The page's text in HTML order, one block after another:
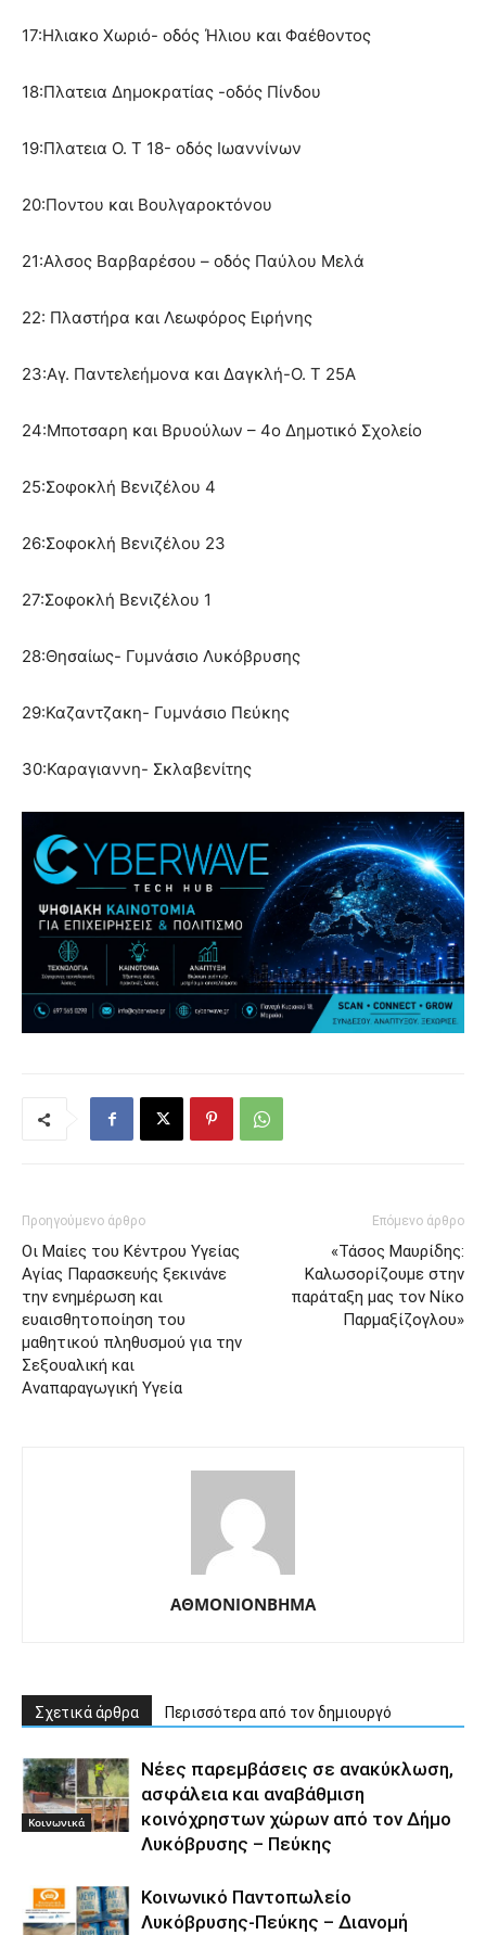
17:Ηλιακο Χωριό- οδός Ήλιου και Φαέθοντος
18:Πλατεια Δημοκρατίας -οδός Πίνδου
19:Πλατεια Ο. Τ 18- οδός Ιωαννίνων
20:Ποντου και Βουλγαροκτόνου
21:Αλσος Βαρβαρέσου – οδός Παύλου Μελά
22: Πλαστήρα και Λεωφόρος Ειρήνης
23:Αγ. Παντελεήμονα και Δαγκλή-Ο. Τ 25Α
24:Μποτσαρη και Βρυούλων – 4ο Δημοτικό Σχολείο
25:Σοφοκλή Βενιζέλου 4
26:Σοφοκλή Βενιζέλου 23
27:Σοφοκλή Βενιζέλου 1
28:Θησαίως- Γυμνάσιο Λυκόβρυσης
29:Καζαντζακη- Γυμνάσιο Πεύκης
30:Καραγιαννη- Σκλαβενίτης
Προηγούμενο άρθρο
Οι Μαίες του Κέντρου Υγείας
Αγίας Παρασκευής ξεκινάνε
την ενημέρωση και
ευαισθητοποίηση του
μαθητικού πληθυσμού για την
Σεξουαλική και
Αναπαραγωγική Υγεία
Επόμενο άρθρο
«Τάσος Μαυρίδης:
Καλωσορίζουμε στην
παράταξη μας τον Νίκο
Παρμαξίζογλου»
ΑΘΜΟΝΙΟΝΒΗΜΑ
Σχετικά άρθρα Περισσότερα από τον δημιουργό
Κοινωνικά
Νέες παρεμβάσεις σε ανακύκλωση,
ασφάλεια και αναβάθμιση
κοινόχρηστων χώρων από τον Δήμο
Λυκόβρυσης – Πεύκης
Κοινωνικό Παντοπωλείο
Λυκόβρυσης-Πεύκης – Διανομή